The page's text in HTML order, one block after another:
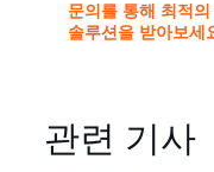
문의를 통해 최적
솔루션을 받아보세
관련 기사